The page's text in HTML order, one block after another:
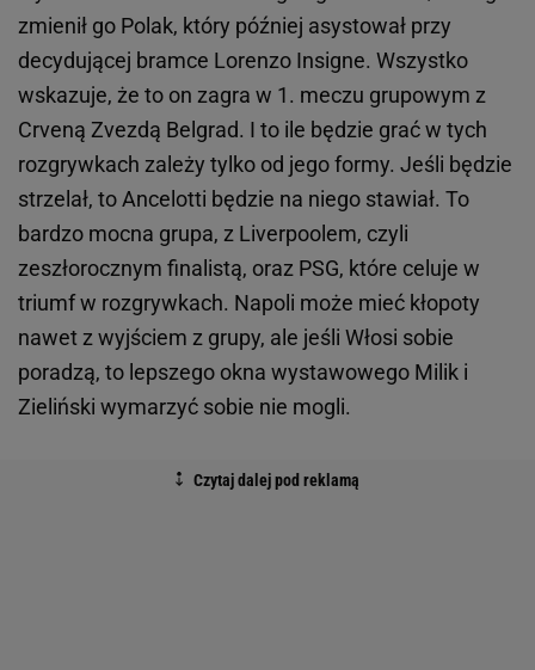
zmienił go Polak, który później asystował przy
decydującej bramce Lorenzo Insigne. Wszystko
wskazuje, że to on zagra w 1. meczu grupowym z
Crveną Zvezdą Belgrad. I to ile będzie grać w tych
rozgrywkach zależy tylko od jego formy. Jeśli będzie
strzelał, to Ancelotti będzie na niego stawiał. To
bardzo mocna grupa, z Liverpoolem, czyli
zeszłorocznym finalistą, oraz PSG, które celuje w
triumf w rozgrywkach. Napoli może mieć kłopoty
nawet z wyjściem z grupy, ale jeśli Włosi sobie
poradzą, to lepszego okna wystawowego Milik i
Zieliński wymarzyć sobie nie mogli.